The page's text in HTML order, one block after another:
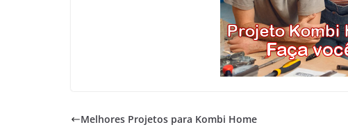
Melhores Projetos para Kombi Home